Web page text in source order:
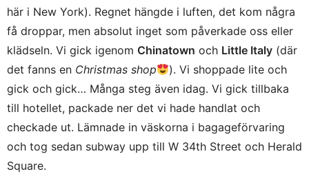
här i New York). Regnet hängde i luften, det kom några
få droppar, men absolut inget som påverkade oss eller
klädseln. Vi gick igenom Chinatown och Little Italy (där
det fanns en Christmas shop
). Vi shoppade lite och
gick och gick… Många steg även idag. Vi gick tillbaka
till hotellet, packade ner det vi hade handlat och
checkade ut. Lämnade in väskorna i bagageförvaring
och tog sedan subway upp till W 34th Street och Herald
Square.